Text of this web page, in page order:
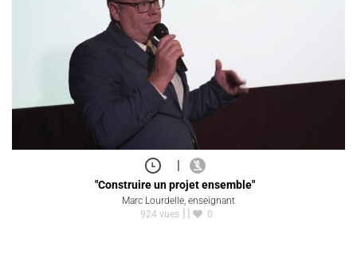
|
"Construire un projet ensemble"
Marc Lourdelle, enseignant
924 vues
0